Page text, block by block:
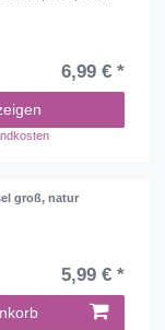
6,99 € *
groß, natur
5,99 € *